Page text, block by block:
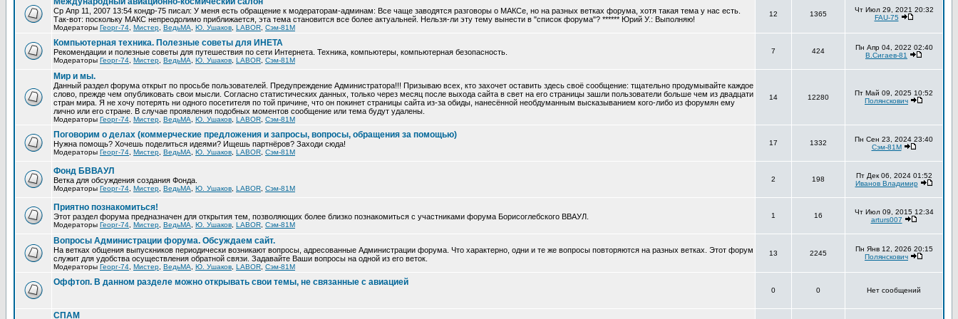
Ср Апр 11, 2007 13:54 кондр-75 писал: У меня есть обращение к модераторам-админам: Все чаще заводятся разговоры о МАКСе, но на разных ветках форума, хотя такая тема у нас есть.
Так-вот: поскольку МАКС непреодолимо приближается, эта тема становится все более актуальней. Нельзя-ли эту тему вынести в "список форума"? ****** Юрий У.: Выполняю!
Модераторы Георг-74 Мистер ВедьМА Ю. Ушаков LABOR Сэм-81М
12 1365
Чт Июл 29, 2021 20:32
FAU-75
Компьютерная техника. Полезные советы для ИНЕТА
Рекомендации и полезные советы для путешествия по сети Интернета. Техника, компьютеры, компьютерная безопасность.
Модераторы Георг-74 Мистер ВедьМА Ю. Ушаков LABOR Сэм-81М
7 424
Пн Апр 04, 2022 02:40
В.Сигаев-81
Мир и мы.
Данный раздел форума открыт по просьбе пользователей. Предупреждение Администратора!!! Призываю всех, кто захочет оставить здесь своё сообщение: тщательно продумывайте каждое
слово, прежде чем опубликовать свои мысли. Согласно статистических данных, только через месяц после выхода сайта в свет на его страницы зашли пользователи больше чем из двадцати
стран мира. Я не хочу потерять ни одного посетителя по той причине, что он покинет страницы сайта из-за обиды, нанесённой необдуманным высказыванием кого-либо из форумян ему
лично или его стране. В случае проявления подобных моментов сообщение или тема будут удалены.
Модераторы Георг-74 Мистер ВедьМА Ю. Ушаков LABOR Сэм-81М
14 12280
Пт Май 09, 2025 10:52
Полянскович
Поговорим о делах (коммерческие предложения и запросы, вопросы, обращения за помощью)
Нужна помощь? Хочешь поделиться идеями? Ищешь партнёров? Заходи сюда!
Модераторы Георг-74 Мистер ВедьМА Ю. Ушаков LABOR Сэм-81М
17 1332
Пн Сен 23, 2024 23:40
Сэм-81М
Фонд БВВАУЛ
Ветка для обсуждения создания Фонда.
Модераторы Георг-74 Мистер ВедьМА Ю. Ушаков LABOR Сэм-81М
2 198
Пт Дек 06, 2024 01:52
Иванов Владимир
Приятно познакомиться!
Этот раздел форума предназначен для открытия тем, позволяющих более близко познакомиться с участниками форума Борисоглебского ВВАУЛ.
Модераторы Георг-74 Мистер ВедьМА Ю. Ушаков LABOR Сэм-81М
1 16
Чт Июл 09, 2015 12:34
arturs007
Вопросы Администрации форума. Обсуждаем сайт.
На ветках общения выпускников периодически возникают вопросы, адресованные Администрации форума. Что характерно, одни и те же вопросы повторяются на разных ветках. Этот форум
служит для удобства осуществления обратной связи. Задавайте Ваши вопросы на одной из его веток.
Модераторы Георг-74 Мистер ВедьМА Ю. Ушаков LABOR Сэм-81М
13 2245
Пн Янв 12, 2026 20:15
Полянскович
Оффтоп. В данном разделе можно открывать свои темы, не связанные с авиацией
0 0 Нет сообщений
СПАМ